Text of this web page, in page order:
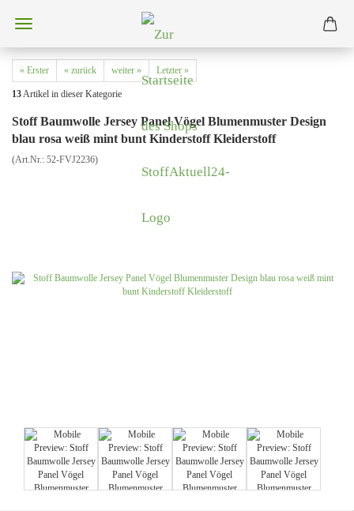
« Erster « zurück weiter » Letzter »
13Artikel in dieser Kategorie
Stoff Baumwolle Jersey Panel Vögel Blumenmuster Design
blau rosa weiß mint bunt Kinderstoff Kleiderstoff
(Art.Nr.: 52-FVJ2236)